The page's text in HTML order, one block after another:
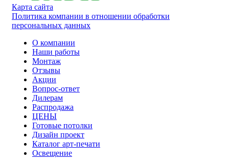
Карта сайта
Политика компании в отношении обработки
персональных данных
О компании
Наши работы
Монтаж
Отзывы
Акции
Вопрос-ответ
Дилерам
Распродажа
ЦЕНЫ
Готовые потолки
Дизайн проект
Каталог арт-печати
Освещение